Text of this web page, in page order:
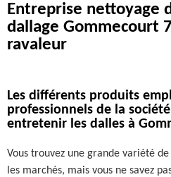
Entreprise nettoyage
dallage Gommecourt
ravaleur
Les différents produits
professionnels de la
entretenir les dalles à
Vous trouvez une grande variété
les marchés, mais vous ne savez